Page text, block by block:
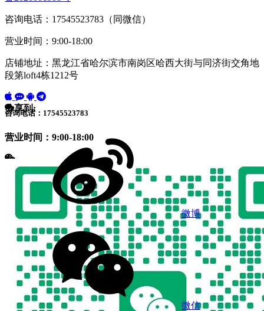
咨询电话：17545523783（同微信）
营业时间：9:00-18:00
店铺地址：黑龙江省哈尔滨市南岗区哈西大街与同济街交角地
段第loft4栋1212号
咨询电话：17545523783
营业时间：9:00-18:00
分享到:
微博
微信